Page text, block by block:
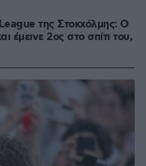
της Στοκχόλμης: Ο
έμεινε 2ος στο σπίτι του,